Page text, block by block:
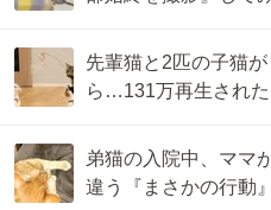
先輩猫と2匹の子猫
ら…131万再生され
弟猫の入院中、ママ
違う『まさかの行動